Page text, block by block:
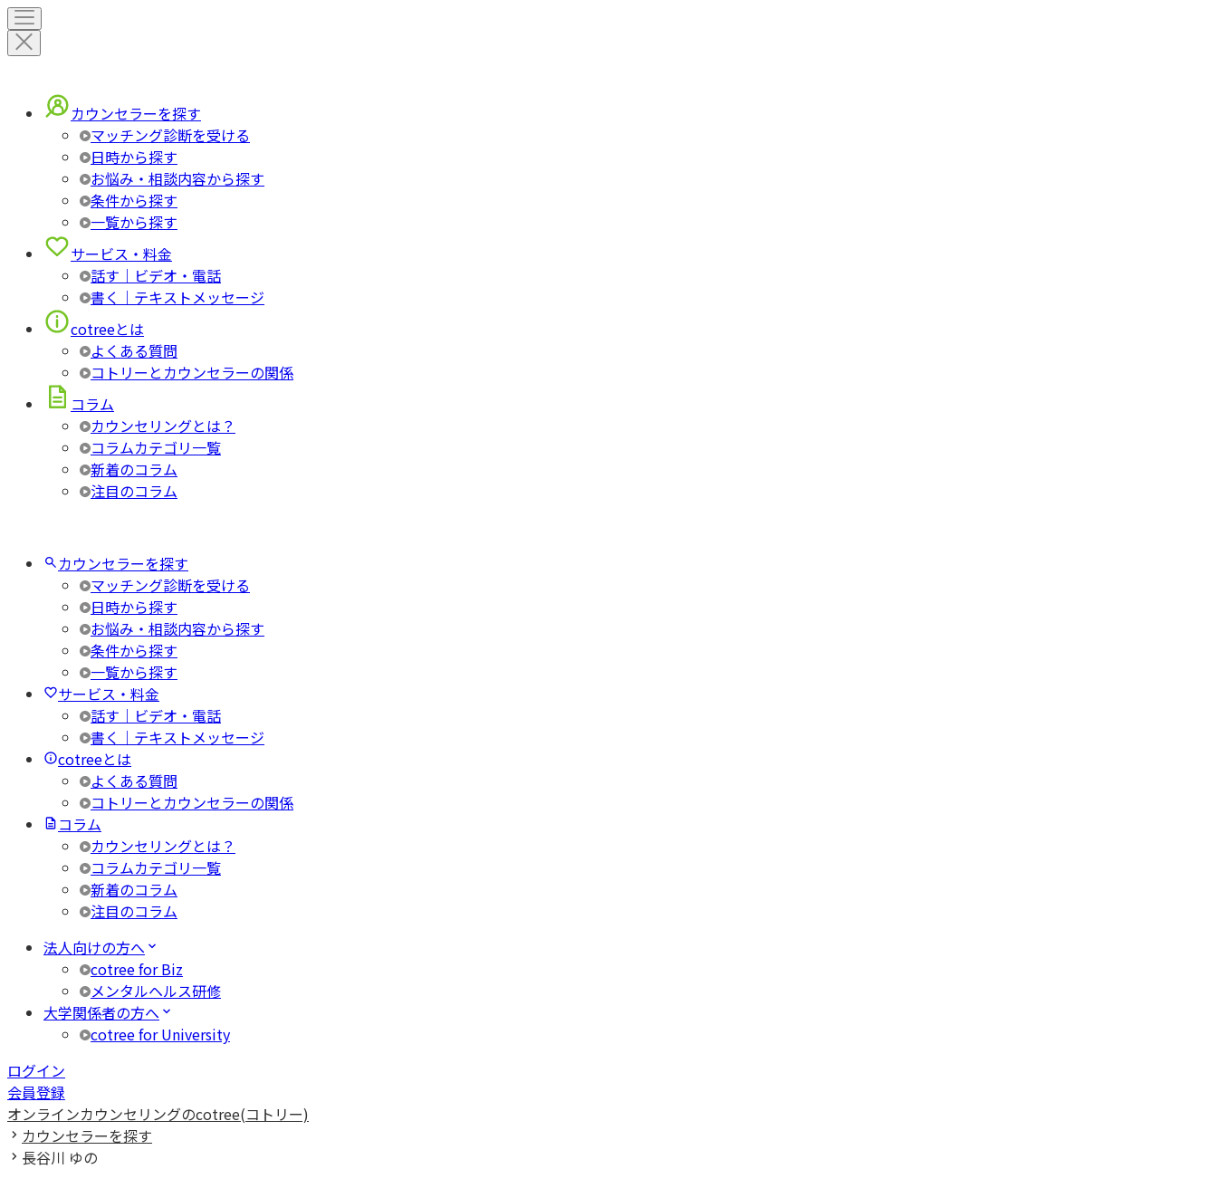
カウンセラーを探す
マッチング診断を受ける
日時から探す
お悩み・相談内容から探す
条件から探す
一覧から探す
サービス・料金
話す｜ビデオ・電話
書く｜テキストメッセージ
cotreeとは
よくある質問
コトリーとカウンセラーの関係
コラム
カウンセリングとは？
コラムカテゴリ一覧
新着のコラム
注目のコラム
カウンセラーを探す
マッチング診断を受ける
日時から探す
お悩み・相談内容から探す
条件から探す
一覧から探す
サービス・料金
話す｜ビデオ・電話
書く｜テキストメッセージ
cotreeとは
よくある質問
コトリーとカウンセラーの関係
コラム
カウンセリングとは？
コラムカテゴリ一覧
新着のコラム
注目のコラム
法人向けの方へ
cotree for Biz
メンタルヘルス研修
大学関係者の方へ
cotree for University
ログイン
会員登録
オンラインカウンセリングのcotree(コトリー)
カウンセラーを探す
長谷川 ゆの